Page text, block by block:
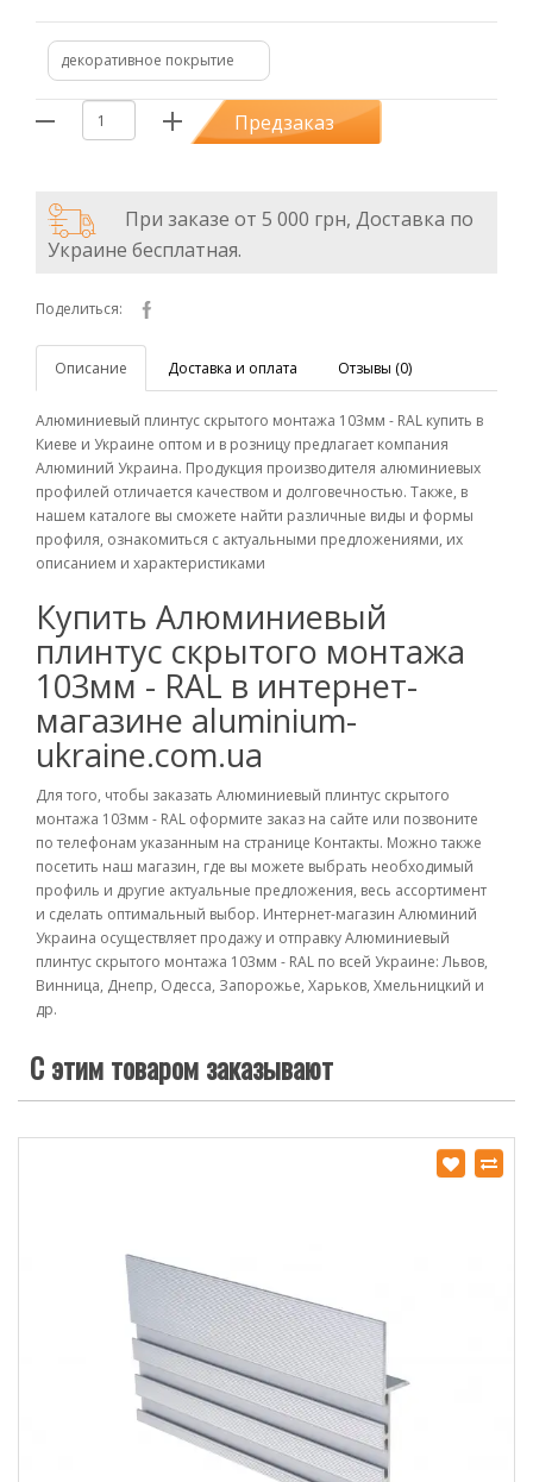
декоративное покрытие
Предзаказ
При заказе от 5 000 грн, Доставка по
Украине бесплатная.
Поделиться:
Описание Доставка и оплата Отзывы (0)
Алюминиевый плинтус скрытого монтажа 103мм - RAL купить в
Киеве и Украине оптом и в розницу предлагает компания
Алюминий Украина. Продукция производителя алюминиевых
профилей отличается качеством и долговечностью. Также, в
нашем каталоге вы сможете найти различные виды и формы
профиля, ознакомиться с актуальными предложениями, их
описанием и характеристиками
Купить Алюминиевый
плинтус скрытого монтажа
103мм - RAL в интернет-
магазине aluminium-
ukraine.com.ua
Для того, чтобы заказать Алюминиевый плинтус скрытого
монтажа 103мм - RAL оформите заказ на сайте или позвоните
по телефонам указанным на странице Контакты. Можно также
посетить наш магазин, где вы можете выбрать необходимый
профиль и другие актуальные предложения, весь ассортимент
и сделать оптимальный выбор. Интернет-магазин Алюминий
Украина осуществляет продажу и отправку Алюминиевый
плинтус скрытого монтажа 103мм - RAL по всей Украине: Львов,
Винница, Днепр, Одесса, Запорожье, Харьков, Хмельницкий и
др.
С этим товаром заказывают